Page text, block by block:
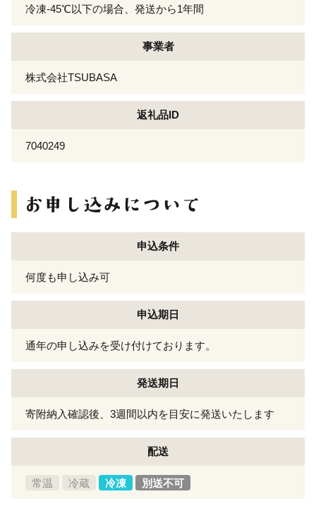
冷凍-45℃以下の場合、発送から1年間
事業者
株式会社TSUBASA
返礼品ID
7040249
申込条件
何度も申し込み可
申込期日
通年の申し込みを受け付けております。
発送期日
寄附納入確認後、3週間以内を目安に発送いたします
配送
常温 冷蔵 冷凍 別送不可